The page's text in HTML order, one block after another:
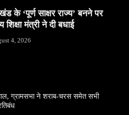
के ‘पूर्ण साक्षर राज्य’ बनने पर
शिक्षा मंत्री ने दी बधाई
4, 2026
ग्रामसभा ने शराब-चरस समेत सभी